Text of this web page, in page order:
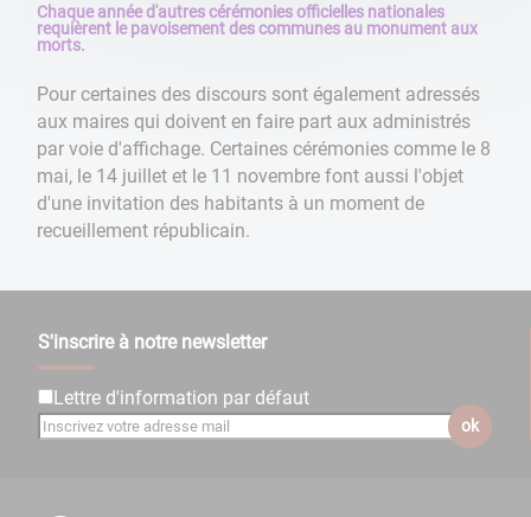
Chaque année d'autres cérémonies officielles nationales
requièrent le pavoisement des communes au monument aux
morts.
Pour certaines des discours sont également adressés
aux maires qui doivent en faire part aux administrés
par voie d'affichage. Certaines cérémonies comme le 8
mai, le 14 juillet et le 11 novembre font aussi l'objet
d'une invitation des habitants à un moment de
recueillement républicain.
S'inscrire à notre newsletter
Lettre d'information par défaut
ok